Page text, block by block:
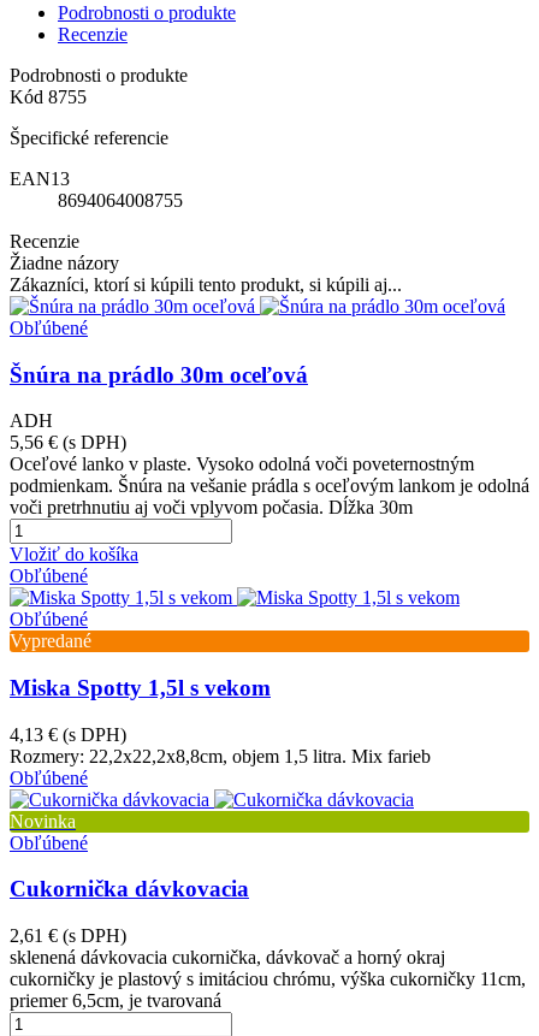
Podrobnosti o produkte
Recenzie
Podrobnosti o produkte
Kód 8755
Špecifické referencie
EAN13
8694064008755
Recenzie
Žiadne názory
Zákazníci, ktorí si kúpili tento produkt, si kúpili aj...
Obľúbené
Šnúra na prádlo 30m oceľová
ADH
5,56 € (s DPH)
Oceľové lanko v plaste. Vysoko odolná voči poveternostným
podmienkam. Šnúra na vešanie prádla s oceľovým lankom je odolná
voči pretrhnutiu aj voči vplyvom počasia. Dĺžka 30m
Vložiť do košíka
Obľúbené
Obľúbené
Vypredané
Miska Spotty 1,5l s vekom
4,13 € (s DPH)
Rozmery: 22,2x22,2x8,8cm, objem 1,5 litra. Mix farieb
Obľúbené
Novinka
Obľúbené
Cukornička dávkovacia
2,61 € (s DPH)
sklenená dávkovacia cukornička, dávkovač a horný okraj
cukorničky je plastový s imitáciou chrómu, výška cukorničky 11cm,
priemer 6,5cm, je tvarovaná